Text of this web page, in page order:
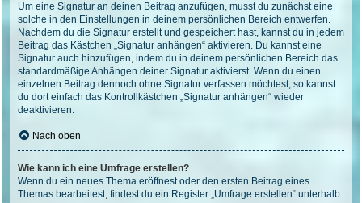
Um eine Signatur an deinen Beitrag anzufügen, musst du zunächst eine
solche in den Einstellungen in deinem persönlichen Bereich entwerfen.
Nachdem du die Signatur erstellt und gespeichert hast, kannst du in jedem
Beitrag das Kästchen „Signatur anhängen“ aktivieren. Du kannst eine
Signatur auch hinzufügen, indem du in deinem persönlichen Bereich das
standardmäßige Anhängen deiner Signatur aktivierst. Wenn du einen
einzelnen Beitrag dennoch ohne Signatur verfassen möchtest, so kannst
du dort einfach das Kontrollkästchen „Signatur anhängen“ wieder
deaktivieren.
Nach oben
Wie kann ich eine Umfrage erstellen?
Wenn du ein neues Thema eröffnest oder den ersten Beitrag eines
Themas bearbeitest, findest du ein Register „Umfrage erstellen“ unterhalb